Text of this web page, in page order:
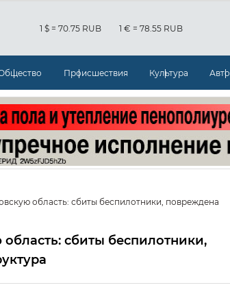
1 $ = 70.75 RUB 1 € = 78.55 RUB
Происшествия Культура Авто
область: сбиты беспилотники, повреждена
сбиты беспилотники,